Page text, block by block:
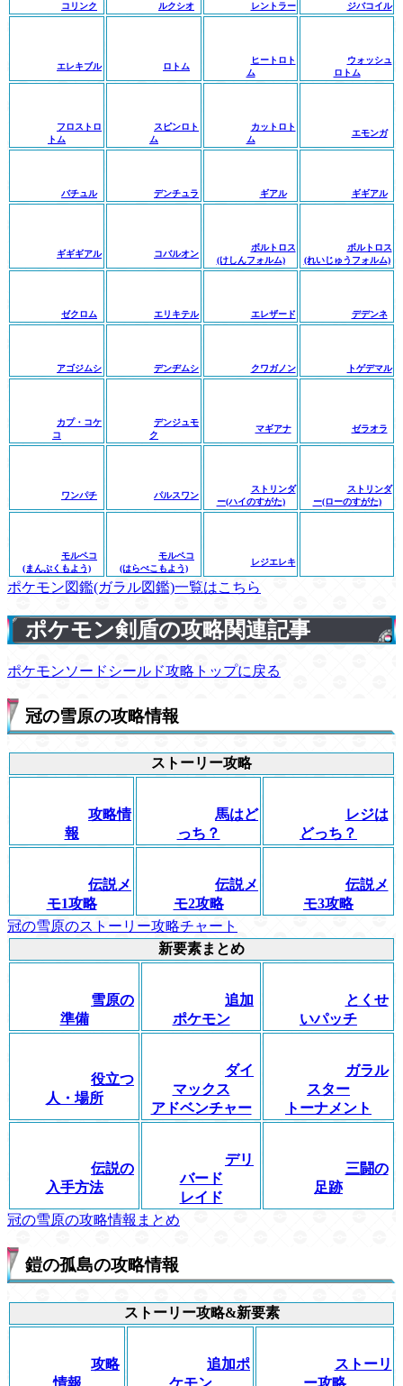
コリンク ルクシオ レントラー ジバコイル
エレキブル ロトム
ヒートロト
ム
ウォッシュ
ロトム
フロストロ
トム
スピンロト
ム
カットロト
ム
エモンガ
バチュル デンチュラ ギアル ギギアル
ギギギアル コバルオン
ボルトロス
(けしんフォルム)
ボルトロス
(れいじゅうフォルム)
ゼクロム エリキテル エレザード デデンネ
アゴジムシ デンヂムシ クワガノン トゲデマル
カプ・コケ
コ
デンジュモ
ク
マギアナ ゼラオラ
ワンパチ パルスワン
ストリンダ
ー(ハイのすがた)
ストリンダ
ー(ローのすがた)
モルペコ
(まんぷくもよう)
モルペコ
(はらぺこもよう)
レジエレキ
ポケモン図鑑(ガラル図鑑)一覧はこちら
ポケモン剣盾の攻略関連記事
ポケモンソードシールド攻略トップに戻る
冠の雪原の攻略情報
ストーリー攻略
攻略情
報
馬はど
っち？
レジは
どっち？
伝説メ
モ1攻略
伝説メ
モ2攻略
伝説メ
モ3攻略
冠の雪原のストーリー攻略チャート
新要素まとめ
雪原の
準備
追加
ポケモン
とくせ
いパッチ
役立つ
人・場所
ダイ
マックス
アドベンチャー
ガラル
スター
トーナメント
伝説の
入手方法
デリ
バード
レイド
三闘の
足跡
冠の雪原の攻略情報まとめ
鎧の孤島の攻略情報
ストーリー攻略&新要素
攻略
情報
追加ポ
ケモン
ストーリ
ー攻略